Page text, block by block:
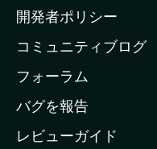
ム
ー
ジ
へ
開発者ポリシー
コミュニティブログ
フォーラム
バグを報告
レビューガイド